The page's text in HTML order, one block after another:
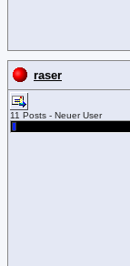
raser
11 Posts - Neuer User